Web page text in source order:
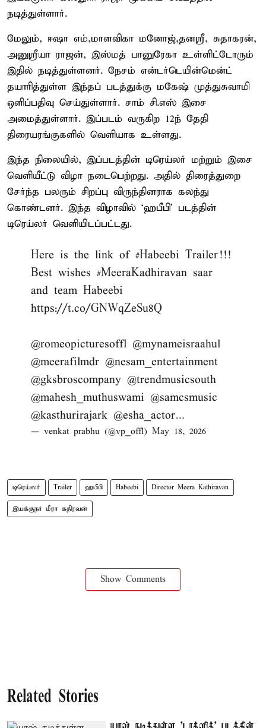
நடித்துள்ளார்.
மேலும், ஈஷா எம்,மாளவிகா மனோஜ்,தனஸ்ரீ, சுதாகரன்,
அனுஸ்ரீயா ராஜன், இஸ்மத் பானுரேகா உள்ளிட்டோரும்
இதில் நடித்துள்ளனர். நேசம் என்டர்டெயின்மென்ட்
தயாரித்துள்ள இந்தப் படத்துக்கு மகேஷ் முத்துசுவாமி
ஒளிப்பதிவு செய்துள்ளார். சாம் சி.எஸ் இசை
அமைத்துள்ளார். இப்படம் வருகிற 12ந் தேதி
திரையரங்குகளில் வெளியாக உள்ளது.
இந்த நிலையில், இப்படத்தின் டிரெய்லர் மற்றும் இசை
வெளியீட்டு விழா நடைபெற்றது. அதில் திரைத்துறை
சேர்ந்த பலரும் சிறப்பு விருந்தினராக கலந்து
கொண்டனர். இந்த விழாவில் ‘ஹபீபி' படத்தின்
டிரெய்லர் வெளியிடப்பட்டது.
Here is the link of #Habeebi Trailer!!!
Best wishes #MeeraKadhiravan saar
and team Habeebi
https://t.co/GNWqZeSu8Q
@romeopicturesoffl @mynameisraahul
@meerafilmdr @nesam_entertainment
@gksbroscompany @trendmusicsouth
@mahesh_muthuswami @samcsmusic
@kasthurirajark @esha_actor…
— venkat prabhu (@vp_offl) May 18, 2026
டிரெய்லர் Trailer ஹபீபி Habeebi Director Meera Kathiravan
இயக்குநர் மீரா கதிரவன்
Show Comments
Related Stories